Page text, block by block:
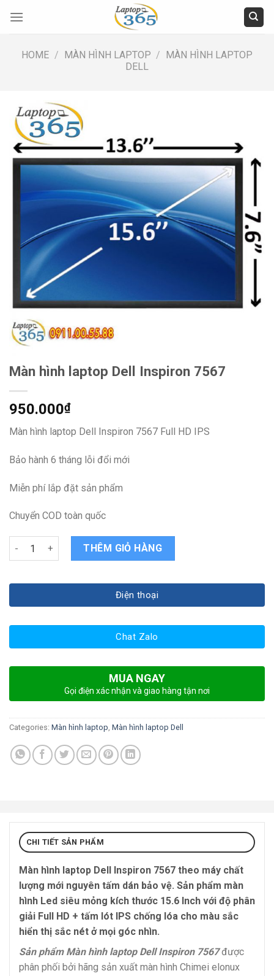
HOME / MÀN HÌNH LAPTOP / MÀN HÌNH LAPTOP
DELL
Màn hình laptop Dell Inspiron 7567
950.000₫
Màn hình laptop Dell Inspiron 7567 Full HD IPS
Bảo hành 6 tháng lỗi đổi mới
Miễn phí lắp đặt sản phẩm
Chuyển COD toàn quốc
Màn hình laptop Dell Inspiron 7567 quantity
THÊM GIỎ HÀNG
Điện thoại
Chat Zalo
MUA NGAY
Gọi điện xác nhận và giao hàng tận nơi
Categories: Màn hình laptop, Màn hình laptop Dell
CHI TIẾT SẢN PHẨM
Màn hình laptop Dell Inspiron 7567 theo máy chất
lượng mới nguyên tấm dán bảo vệ. Sản phẩm màn
hình Led siêu mỏng kích thước 15.6 Inch với độ phân
giải Full HD + tấm lót IPS chống lóa cho màu sắc
hiển thị sắc nét ở mọi góc nhìn.
Sản phẩm Màn hình laptop Dell Inspiron 7567được
phân phối bởi hãng sản xuất màn hình Chimei elonux